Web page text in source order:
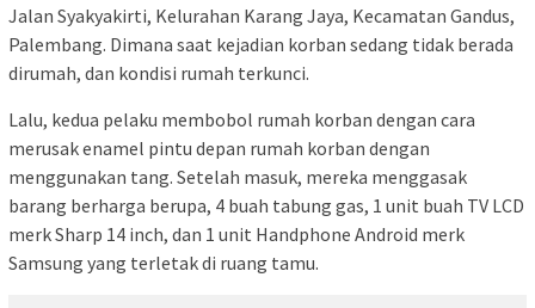
Jalan Syakyakirti, Kelurahan Karang Jaya, Kecamatan Gandus,
Palembang. Dimana saat kejadian korban sedang tidak berada
dirumah, dan kondisi rumah terkunci.
Lalu, kedua pelaku membobol rumah korban dengan cara
merusak enamel pintu depan rumah korban dengan
menggunakan tang. Setelah masuk, mereka menggasak
barang berharga berupa, 4 buah tabung gas, 1 unit buah TV LCD
merk Sharp 14 inch, dan 1 unit Handphone Android merk
Samsung yang terletak di ruang tamu.